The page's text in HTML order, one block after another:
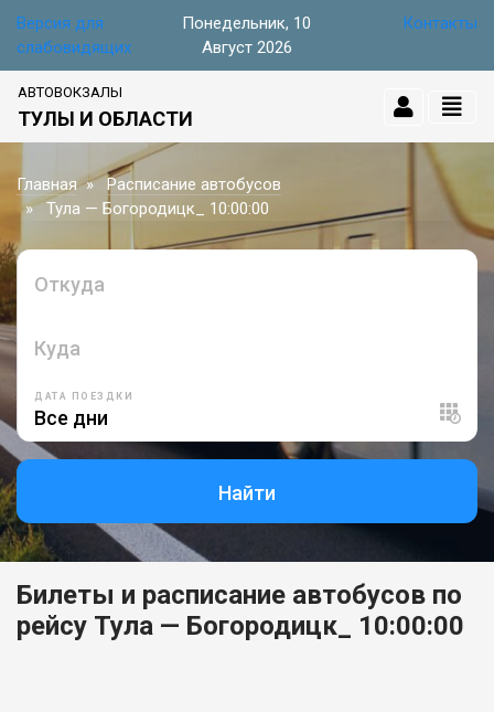
Версия для
слабовидящих
Понедельник, 10
Август 2026
Контакты
АВТОВОКЗАЛЫ
ТУЛЫ И ОБЛАСТИ
Главная
Расписание автобусов
Тула — Богородицк_ 10:00:00
Откуда
Куда
ДАТА ПОЕЗДКИ
Найти
Билеты и расписание автобусов по
рейсу Тула — Богородицк_ 10:00:00